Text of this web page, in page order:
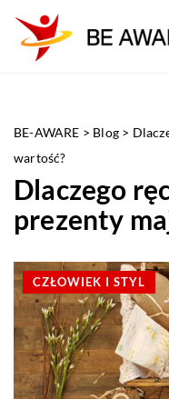
BE-AWARE > Blog >
wartość?
Dlaczego
prezenty
CZŁOWIEK I STYL